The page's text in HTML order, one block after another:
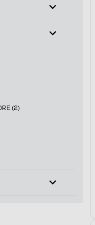
per Marca:
(2)
BY DR.DRE
BEN